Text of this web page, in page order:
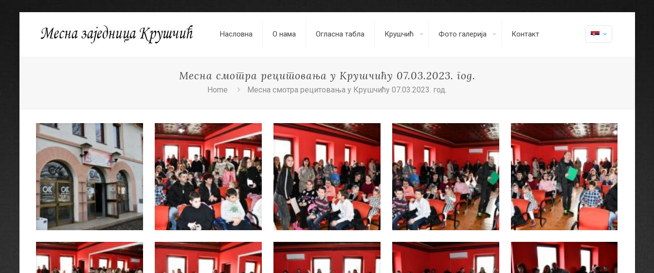
Насловна О нама Огласна табла Крушчић Фото галерија Контакт
Месна смотра рецитовања у Крушчићу 07.03.2023. год.
Home Месна смотра рецитовања у Крушчићу 07.03.2023. год.